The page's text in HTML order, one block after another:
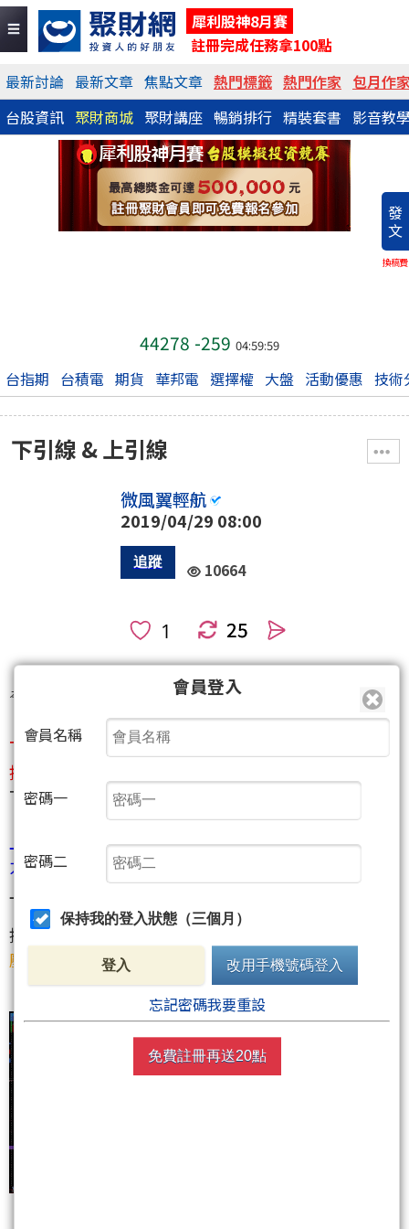
犀利股神8月賽
註冊完成任務拿100點
最新討論 最新文章 焦點文章 熱門標籤 熱門作家 包月作
台股資訊 聚財商城 聚財講座 暢銷排行 精裝套書 影音教
發
文
換稿費
44278 -259 04:59:59
台指期 台積電 期貨 華邦電 選擇權 大盤 活動優惠 技術
下引線 & 上引線
微風翼輕航
2019/04/29 08:00
10664
25
本篇最後由 微風翼輕航 於 2019/04/29 08:01:21 編輯
下引線，多方拉上來的；多方會防守，回踩不破成支
撐 --> 上漲。
下引線高低形成一個支撐區間
上引線，空方打下來的；空方會把守，反彈不過成壓
力 --> 下跌。
上引線高低形成一個壓力區間
撐壓在過破之間，撐壓做轉換：
壓，壓轉為撐。
會員登入
會員名稱
密碼一
密碼二
保持我的登入狀態（三個月）
登入 改用手機號碼登入
忘記密碼我要重設
免費註冊再送20點